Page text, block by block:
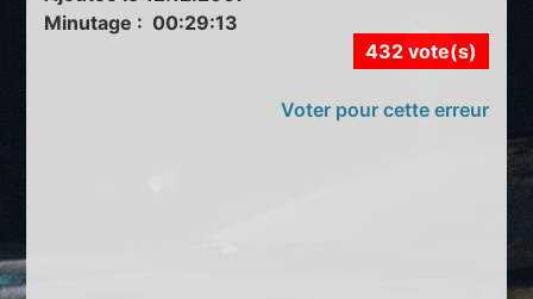
Minutage : 00:29:13
432 vote(s)
Voter pour cette erreur